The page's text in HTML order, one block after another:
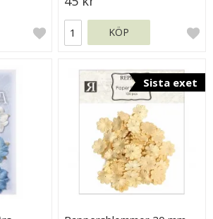
KÖP
Sista exet